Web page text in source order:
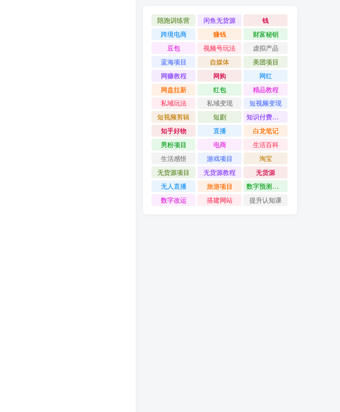
陪跑训练营 闲鱼无货源
钱
跨境电商
赚钱
财富秘钥
豆包
视频号玩法
虚拟产品
蓝海项目
自媒体
美团项目
网赚教程
网购
网红
网盘拉新
红包
精品教程
私域玩法
私域变现
短视频变现
短视频剪辑
短剧
知识付费项目
知乎好物
直播
白龙笔记
男粉项目
电商
生活百科
生活感悟
游戏项目
淘宝
无货源项目
无货源教程
无货源
无人直播
旅游项目
数字预测大师
数字改运
搭建网站 提升认知课